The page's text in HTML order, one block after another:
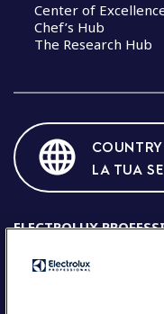
Center of
Chef’s Hub
The Research Hub
LA TUA
ELECTROLUX
Sede legale: Viale
Fiscale e Partita IVA: